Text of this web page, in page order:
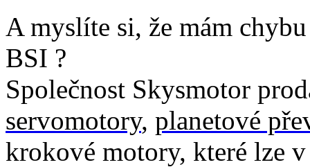
A myslíte si, že mám
BSI ?
Společnost Skysmotor
servomotory, planetové
krokové motory, které lze